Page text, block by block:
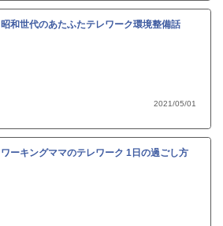
昭和世代のあたふたテレワーク環境整備話
2021/05/01
ワーキングママのテレワーク 1日の過ごし方